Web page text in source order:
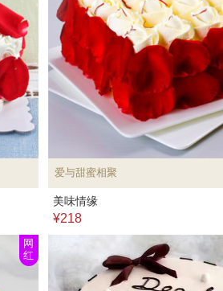
爱与甜蜜相聚
美味情缘
¥218
网
红